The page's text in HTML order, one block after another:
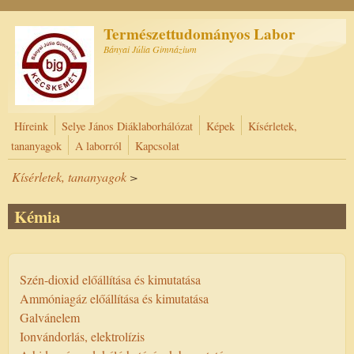
Természettudományos Labor
Bányai Júlia Gimnázium
Híreink Selye János Diáklaborhálózat Képek
Kísérletek,
tananyagok
A laborról Kapcsolat
Kísérletek, tananyagok >
Kémia
Szén-dioxid előállítása és kimutatása
Ammóniagáz előállítása és kimutatása
Galvánelem
Ionvándorlás, elektrolízis